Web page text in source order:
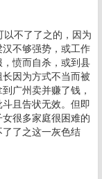
不了了之的，因为
不够强势，或工作
愤而自杀，或到县
因为方式不当而被
广州卖并赚了钱，
且告状无效。但即
很多家庭很困难的
了之这一灰色结